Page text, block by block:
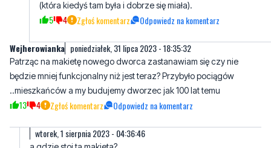
Wejherowianka poniedziałek, 31 lipca 2023 - 18:35:32
Patrząc na makietę nowego dworca zastanawiam się czy nie
..mieszkańców a my budujemy dworzec jak 100 lat temu
13 4 Zgłoś komentarz Odpowiedz na komentarz
wtorek, 1 sierpnia 2023 - 04:36:46
a gdzie stoi ta makieta?